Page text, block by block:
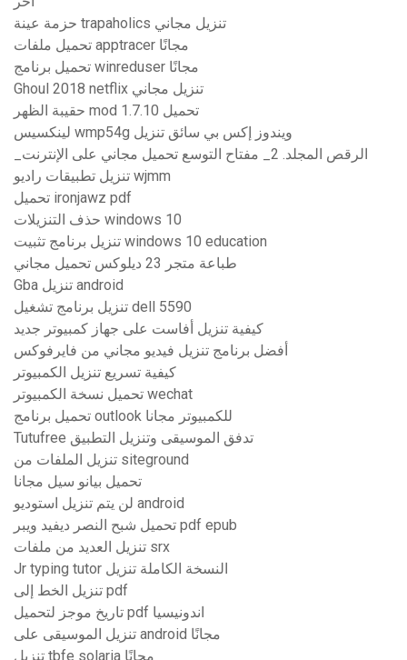
حزمة عينة trapaholics تنزيل مجاني
تحميل ملفات apptracer مجانًا
تحميل برنامج winreduser مجانًا
Ghoul 2018 netflix تنزيل مجاني
حقيبة الظهر mod 1.7.10 تحميل
لينكسيس wmp54g ويندوز إكس بي سائق تنزيل
_الرقص المجلد. 2_ مفتاح التوسع تحميل مجاني على الإنترنت
تنزيل تطبيقات راديو wjmm
تحميل ironjawz pdf
حذف التنزيلات windows 10
تنزيل برنامج تثبيت windows 10 education
طباعة متجر 23 ديلوكس تحميل مجاني
Gba تنزيل android
تنزيل برنامج تشغيل dell 5590
كيفية تنزيل أفاست على جهاز كمبيوتر جديد
أفضل برنامج تنزيل فيديو مجاني من فايرفوكس
كيفية تسريع تنزيل الكمبيوتر
تحميل نسخة الكمبيوتر wechat
تحميل برنامج outlook للكمبيوتر مجانا
Tutufree تدفق الموسيقى وتنزيل التطبيق
تنزيل الملفات من siteground
تحميل بيانو سيل مجانا
لن يتم تنزيل استوديو android
تحميل شبح النصر ديفيد ويبر pdf epub
تنزيل العديد من ملفات srx
Jr typing tutor النسخة الكاملة تنزيل
تنزيل الخط إلى pdf
تاريخ موجز لتحميل pdf اندونيسيا
تنزيل الموسيقى على android مجانًا
تنزيل tbfe solaria مجانًا